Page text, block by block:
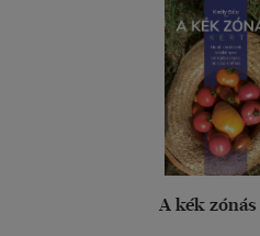
A kék